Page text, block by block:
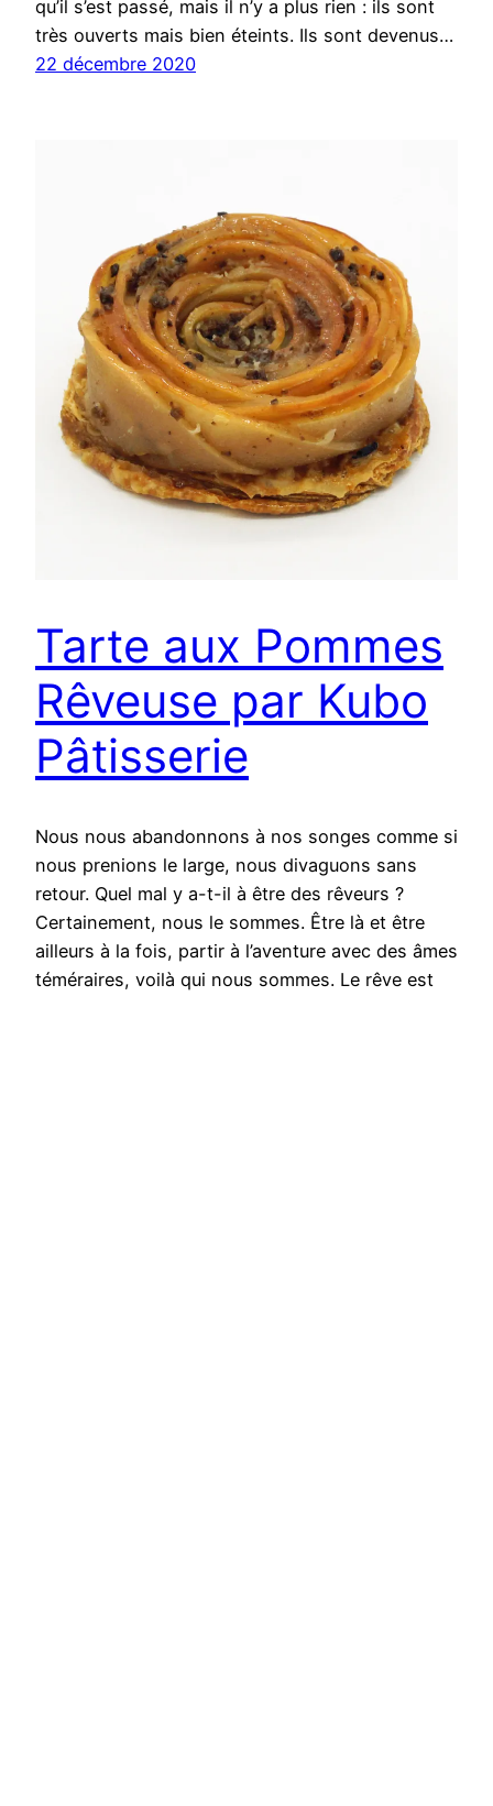
qu’il s’est passé, mais il n’y a plus rien : ils sont
très ouverts mais bien éteints. Ils sont devenus…
22 décembre 2020
Tarte aux Pommes
Rêveuse par Kubo
Pâtisserie
Nous nous abandonnons à nos songes comme si
nous prenions le large, nous divaguons sans
retour. Quel mal y a-t-il à être des rêveurs ?
Certainement, nous le sommes. Être là et être
ailleurs à la fois, partir à l’aventure avec des âmes
téméraires, voilà qui nous sommes. Le rêve est